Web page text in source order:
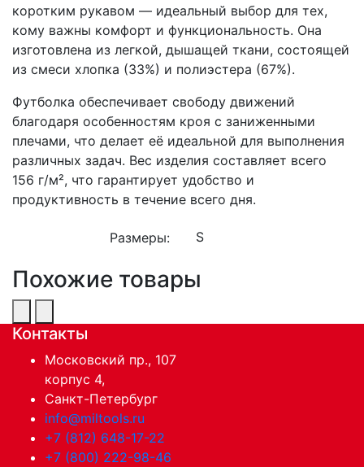
коротким рукавом — идеальный выбор для тех,
кому важны комфорт и функциональность. Она
изготовлена из легкой, дышащей ткани, состоящей
из смеси хлопка (33%) и полиэстера (67%).
Футболка обеспечивает свободу движений
благодаря особенностям кроя с заниженными
плечами, что делает её идеальной для выполнения
различных задач. Вес изделия составляет всего
156 г/м², что гарантирует удобство и
продуктивность в течение всего дня.
Размеры:
Похожие товары
Контакты
Московский пр., 107
корпус 4,
Санкт-Петербург
info@miltools.ru
+7 (812) 648-17-22
+7 (800) 222-98-46